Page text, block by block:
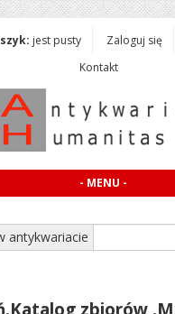
jest pusty Zaloguj się
Kontakt
- MENU -
antykwariacie